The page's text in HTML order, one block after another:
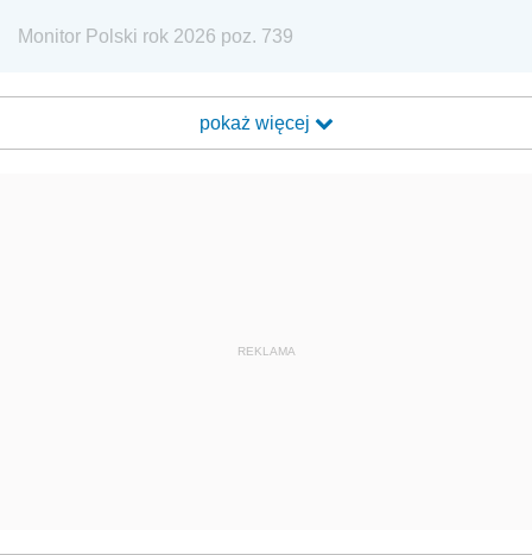
Monitor Polski rok 2026 poz. 739
pokaż więcej
REKLAMA